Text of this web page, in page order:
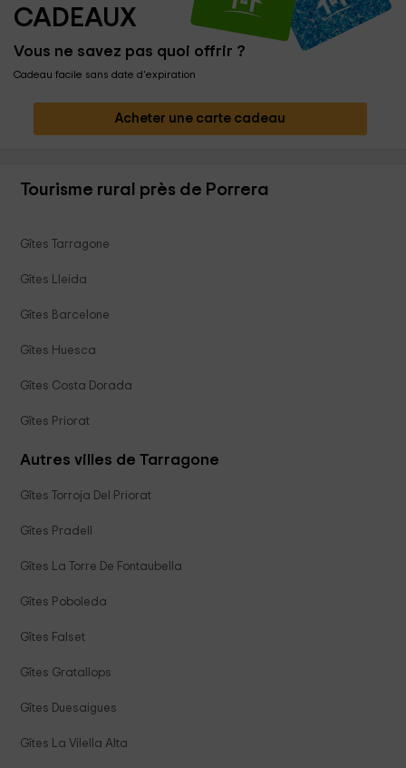
CADEAUX
Vous ne savez pas quoi offrir ?
Cadeau facile sans date d'expiration
Acheter une carte cadeau
Tourisme rural près de Porrera
Gîtes Tarragone
Gîtes Lleida
Gîtes Barcelone
Gîtes Huesca
Gîtes Costa Dorada
Gîtes Priorat
Autres villes de Tarragone
Gîtes Torroja Del Priorat
Gîtes Pradell
Gîtes La Torre De Fontaubella
Gîtes Poboleda
Gîtes Falset
Gîtes Gratallops
Gîtes Duesaigues
Gîtes La Vilella Alta